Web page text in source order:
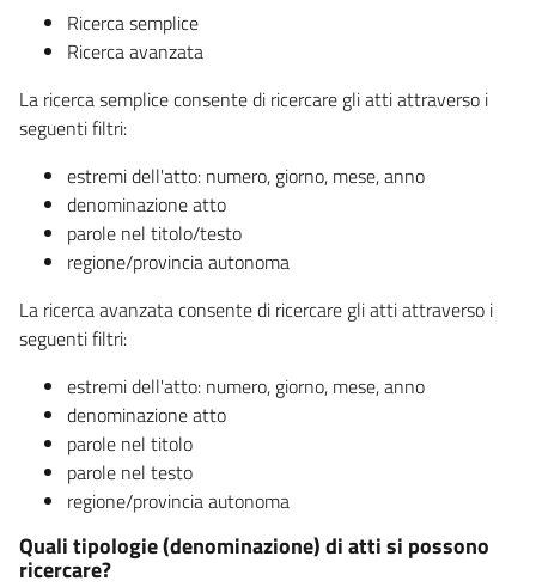
Ricerca semplice
Ricerca avanzata
La ricerca semplice consente di ricercare gli atti attraverso i
seguenti filtri:
estremi dell'atto: numero, giorno, mese, anno
denominazione atto
parole nel titolo/testo
regione/provincia autonoma
La ricerca avanzata consente di ricercare gli atti attraverso i
seguenti filtri:
estremi dell'atto: numero, giorno, mese, anno
denominazione atto
parole nel titolo
parole nel testo
regione/provincia autonoma
Quali tipologie (denominazione) di atti si possono
ricercare?